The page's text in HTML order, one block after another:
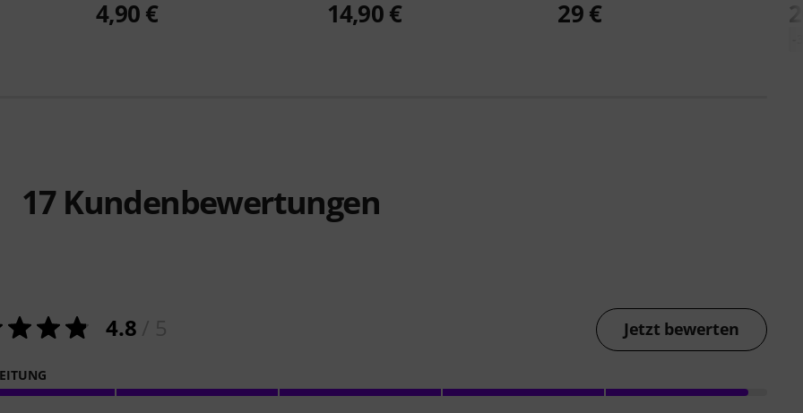
4,90 € 14,90 € 29 €
17Kundenbewertungen
4.8 Jetzt bewerten